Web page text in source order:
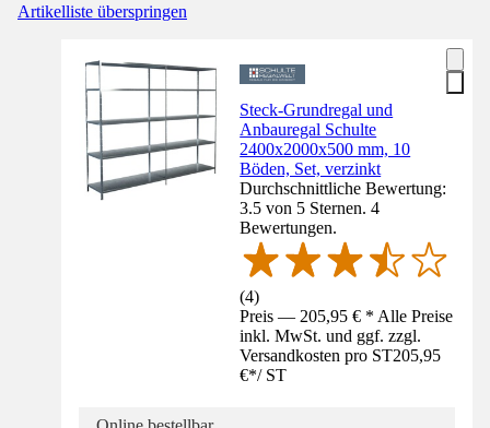
Artikelliste überspringen
Steck-Grundregal und
Anbauregal Schulte
2400x2000x500 mm, 10
Böden, Set, verzinkt
Durchschnittliche Bewertung:
3.5 von 5 Sternen. 4
Bewertungen.
(4)
Preis — 205,95 € * Alle Preise
inkl. MwSt. und ggf. zzgl.
Versandkosten pro ST205,95
€*/ ST